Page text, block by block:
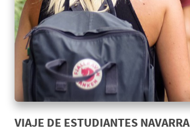
VIAJE DE ESTUDIANTES NAVARRA